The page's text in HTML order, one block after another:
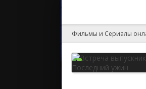
Фильмы и Сериалы